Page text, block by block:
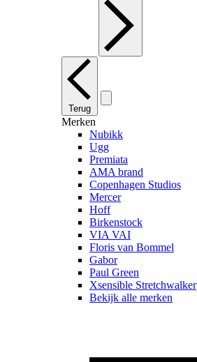
Terug
Merken
Nubikk
Ugg
Premiata
AMA brand
Copenhagen Studios
Mercer
Hoff
Birkenstock
VIA VAI
Floris van Bommel
Gabor
Paul Green
Xsensible Stretchwalker
Bekijk alle merken